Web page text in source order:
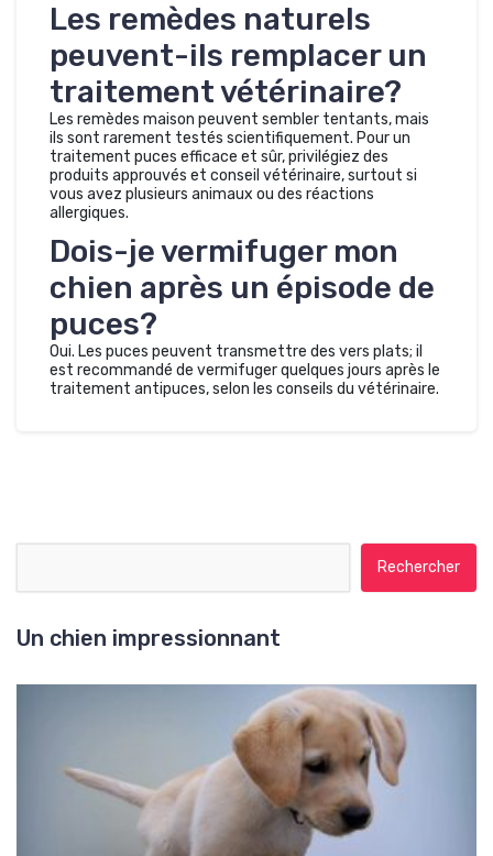
Les remèdes naturels
peuvent-ils remplacer un
traitement vétérinaire?
Les remèdes maison peuvent sembler tentants, mais
ils sont rarement testés scientifiquement. Pour un
traitement puces efficace et sûr, privilégiez des
produits approuvés et conseil vétérinaire, surtout si
vous avez plusieurs animaux ou des réactions
allergiques.
Dois-je vermifuger mon
chien après un épisode de
puces?
Oui. Les puces peuvent transmettre des vers plats; il
est recommandé de vermifuger quelques jours après le
traitement antipuces, selon les conseils du vétérinaire.
Un chien impressionnant